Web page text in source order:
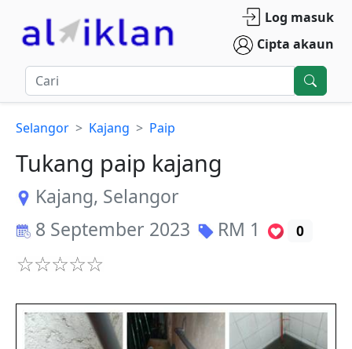
Log masuk
Cipta akaun
Selangor Kajang Paip
Tukang paip kajang
Kajang, Selangor
8 September 2023
RM 1 0